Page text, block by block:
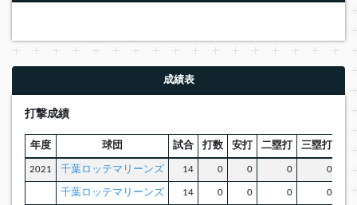
成績表
打撃成績
年度 球団 試合 打数 安打 二塁打 三塁打 本
2021 千葉ロッテマリーンズ 14 0 0 0 0
千葉ロッテマリーンズ 14 0 0 0 0